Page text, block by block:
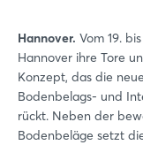
Hannover. Vom 19.
Hannover ihre Tore
Konzept, das die
Bodenbelags- und
rückt. Neben der
Bodenbeläge setzt